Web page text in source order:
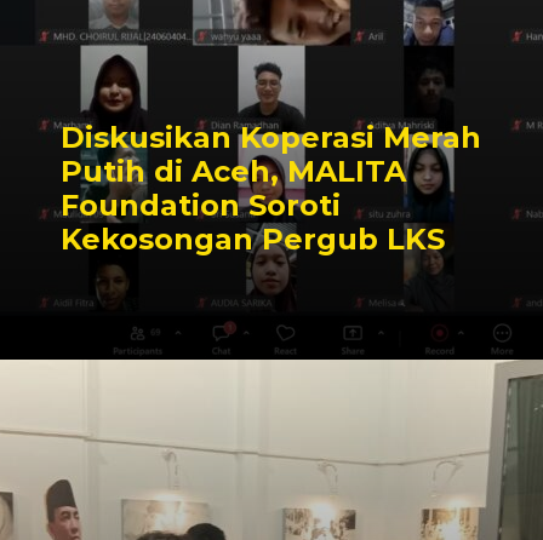
Diskusikan Koperasi Merah
Putih di Aceh, MALITA
Foundation Soroti
Kekosongan Pergub LKS